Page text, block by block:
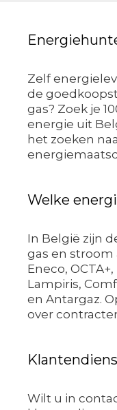
Zelf
de
gas? Zoek je
energie uit
het zoeken
Welke
In België zijn
gas en stroom
Eneco,
Lampiris,
en Antargaz.
over
Wilt u in